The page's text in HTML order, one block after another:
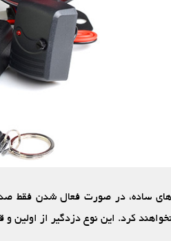
ساده، در صورت فعال شدن فقط
نخواهند کرد. این نوع دزدگیر از اولین